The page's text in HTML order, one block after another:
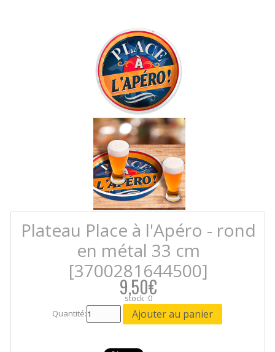
Plateau Place à l'Apéro - rond
en métal 33 cm
[3700281644500]
9,50€
stock :0
Quantité: